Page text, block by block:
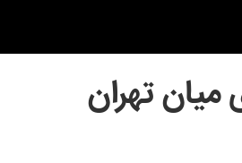
میان تهران